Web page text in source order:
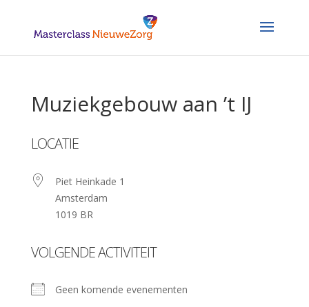
Muziekgebouw aan ’t IJ
LOCATIE
Piet Heinkade 1
Amsterdam
1019 BR
VOLGENDE ACTIVITEIT
Geen komende evenementen